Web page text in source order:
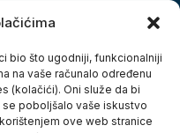
bio što ugodniji, funkcionalniji
na vaše računalo određenu
(kolačići). Oni služe da bi
poboljšalo vaše iskustvo
ove web stranice